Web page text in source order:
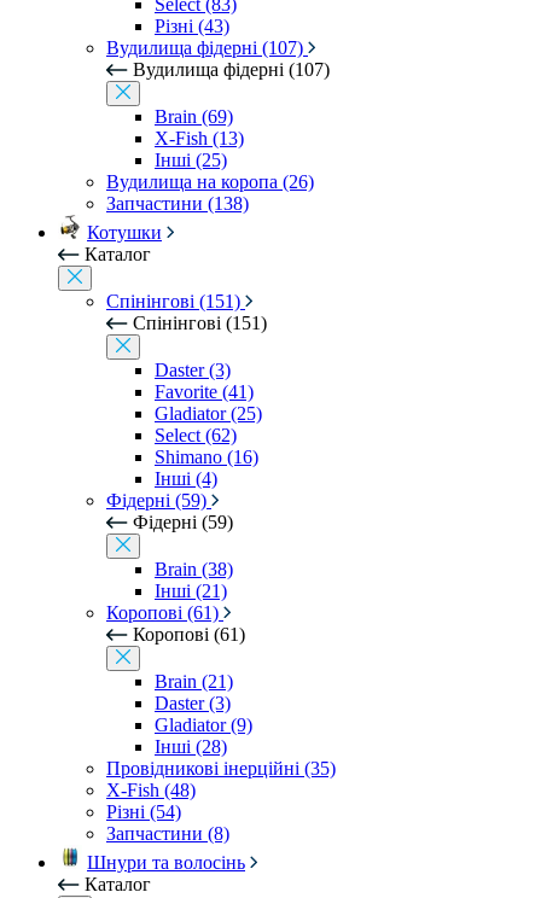
Select (83)
Різні (43)
Вудилища фідерні (107)
Вудилища фідерні (107)
Brain (69)
X-Fish (13)
Інші (25)
Вудилища на коропа (26)
Запчастини (138)
Котушки
Каталог
Спінінгові (151)
Спінінгові (151)
Daster (3)
Favorite (41)
Gladiator (25)
Select (62)
Shimano (16)
Інші (4)
Фідерні (59)
Фідерні (59)
Brain (38)
Інші (21)
Коропові (61)
Коропові (61)
Brain (21)
Daster (3)
Gladiator (9)
Інші (28)
Провідникові інерційні (35)
X-Fish (48)
Різні (54)
Запчастини (8)
Шнури та волосінь
Каталог